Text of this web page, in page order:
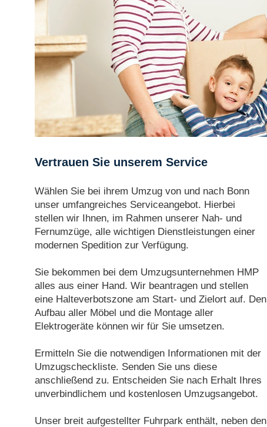
Vertrauen Sie unserem Service
Wählen Sie bei ihrem Umzug von und nach Bonn
unser umfangreiches Serviceangebot. Hierbei
stellen wir Ihnen, im Rahmen unserer Nah- und
Fernumzüge, alle wichtigen Dienstleistungen einer
modernen Spedition zur Verfügung.
Sie bekommen bei dem Umzugsunternehmen HMP
alles aus einer Hand. Wir beantragen und stellen
eine Halteverbotszone am Start- und Zielort auf. Den
Aufbau aller Möbel und die Montage aller
Elektrogeräte können wir für Sie umsetzen.
Ermitteln Sie die notwendigen Informationen mit der
Umzugscheckliste. Senden Sie uns diese
anschließend zu. Entscheiden Sie nach Erhalt Ihres
unverbindlichem und kostenlosen Umzugsangebot.
Unser breit aufgestellter Fuhrpark enthält, neben den